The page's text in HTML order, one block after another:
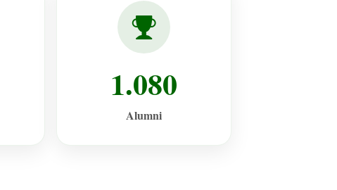
1.080
Alumni